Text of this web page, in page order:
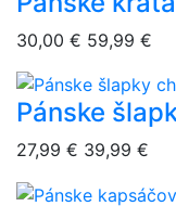
30,00 € 59,99 €
overlay bg
Pánske
27,99 € 39,99 €